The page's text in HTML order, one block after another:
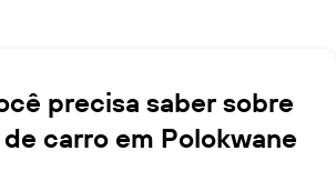
precisa saber sobre
carro em Polokwane